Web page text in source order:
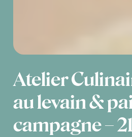
Atelier
au levain &
campagne –